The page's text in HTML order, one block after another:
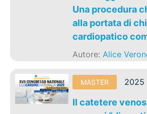
Una procedura
alla portata di
cardiopatico
Autore:Alice
MASTER 2025
Il catetere